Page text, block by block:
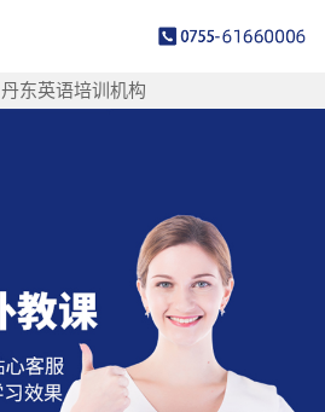
丹东英语培训机构